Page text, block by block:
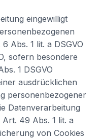
eingewilligt
Abs. 1 lit. a DSGVO
sofern besondere
1 DSGVO
ausdrücklichen
personenbezogener
Datenverarbeitung
49 Abs. 1 lit. a
von Cookies